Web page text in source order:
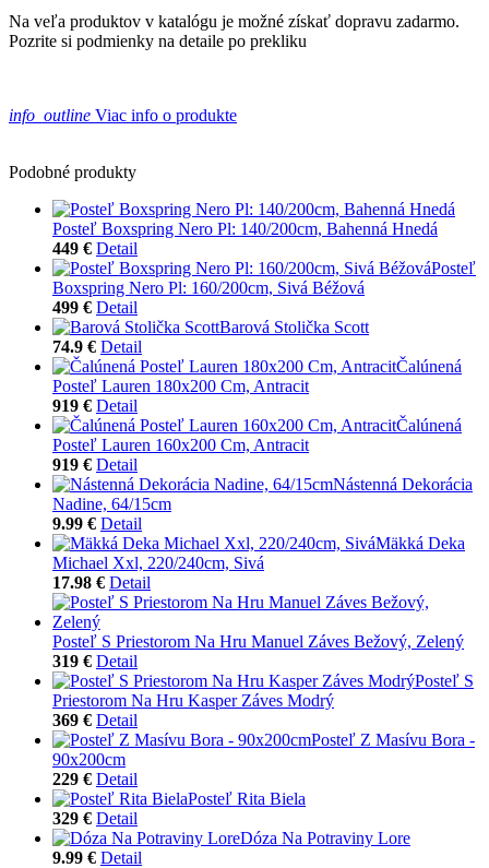
Na veľa produktov v katalógu je možné získať dopravu zadarmo.
Pozrite si podmienky na detaile po prekliku
info_outline Viac info o produkte
Podobné produkty
Posteľ Boxspring Nero Pl: 140/200cm, Bahenná Hnedá
449 € Detail
Posteľ
Boxspring Nero Pl: 160/200cm, Sivá Béžová
499 € Detail
Barová Stolička Scott
74.9 € Detail
Čalúnená
Posteľ Lauren 180x200 Cm, Antracit
919 € Detail
Čalúnená
Posteľ Lauren 160x200 Cm, Antracit
919 € Detail
Nástenná Dekorácia
Nadine, 64/15cm
9.99 € Detail
Mäkká Deka
Michael Xxl, 220/240cm, Sivá
17.98 € Detail
Posteľ S Priestorom Na Hru Manuel Záves Bežový, Zelený
319 € Detail
Posteľ S
Priestorom Na Hru Kasper Záves Modrý
369 € Detail
Posteľ Z Masívu Bora -
90x200cm
229 € Detail
Posteľ Rita Biela
329 € Detail
Dóza Na Potraviny Lore
9.99 € Detail